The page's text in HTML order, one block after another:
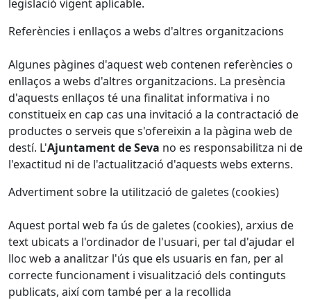
legislació vigent aplicable.
Referències i enllaços a webs d'altres organitzacions
Algunes pàgines d'aquest web contenen referències o
enllaços a webs d'altres organitzacions. La presència
d'aquests enllaços té una finalitat informativa i no
constitueix en cap cas una invitació a la contractació de
productes o serveis que s'ofereixin a la pàgina web de
destí. L'Ajuntament de Seva no es responsabilitza ni de
l'exactitud ni de l'actualització d'aquests webs externs.
Advertiment sobre la utilització de galetes (cookies)
Aquest portal web fa ús de galetes (cookies), arxius de
text ubicats a l'ordinador de l'usuari, per tal d'ajudar el
lloc web a analitzar l'ús que els usuaris en fan, per al
correcte funcionament i visualització dels continguts
publicats, així com també per a la recollida